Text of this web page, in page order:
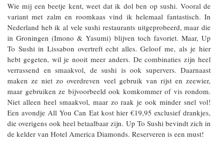
Wie mij een beetje kent, weet dat ik dol ben op sushi. Vooral de
variant met zalm en roomkaas vind ik helemaal fantastisch. In
Nederland heb ik al vele sushi restaurants uitgeprobeerd, maar die
in Groningen (Imono & Yasumi) blijven toch favoriet. Maar, Up
To Sushi in Lissabon overtreft echt alles. Geloof me, als je hier
hebt gegeten, wil je nooit meer anders. De combinaties zijn heel
verrassend en smaakvol, de sushi is ook supervers. Daarnaast
maken ze niet zo overdreven veel gebruik van rijst en zeewier,
maar gebruiken ze bijvoorbeeld ook komkommer of vis rondom.
Niet alleen heel smaakvol, maar zo raak je ook minder snel vol!
Een avondje All You Can Eat kost hier €19,95 exclusief drankjes,
die overigens ook heel betaalbaar zijn. Up To Sushi bevindt zich in
de kelder van Hotel America Diamonds. Reserveren is een must!